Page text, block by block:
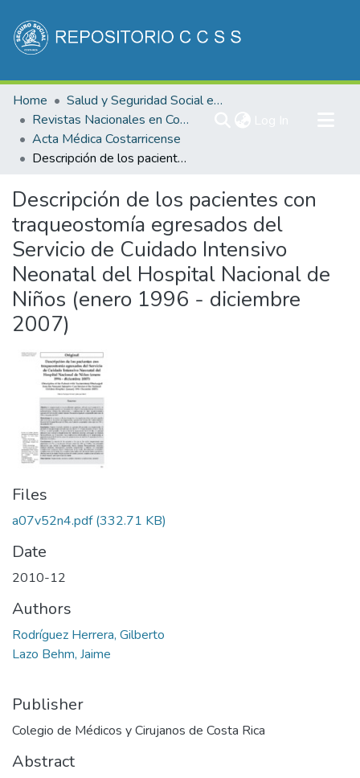
Communities & Collections
All of DSpace
Statistics
Home
Salud y Seguridad Social en Costa Rica
Revistas Nacionales en Costa Rica
Acta Médica Costarricense
Descripción de los pacientes con traqueostomía egresados del Servicio de Cuidado Intensivo Neonatal del Hospital Nacional de Niños (enero 1996 - diciembre 2007)
Descripción de los pacientes con
traqueostomía egresados del
Servicio de Cuidado Intensivo
Neonatal del Hospital Nacional de
Niños (enero 1996 - diciembre
2007)
Files
a07v52n4.pdf(332.71 KB)
Date
2010-12
Authors
Rodríguez Herrera, Gilberto
Lazo Behm, Jaime
Publisher
Colegio de Médicos y Cirujanos de Costa Rica
Abstract